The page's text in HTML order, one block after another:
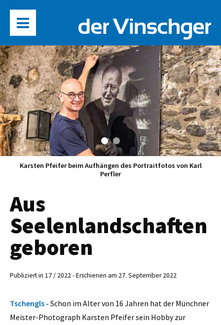
Karsten Pfeifer beim Aufhängen des Portraitfotos von Karl
Perfler
Aus
Seelenlandschaften
geboren
Publiziert in 17 / 2022 - Erschienen am 27. September 2022
Tschengls - Schon im Alter von 16 Jahren hat der Münchner
Meister-Photograph Karsten Pfeifer sein Hobby zur